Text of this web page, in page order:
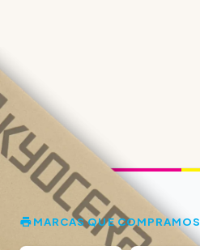
MARCAS QUE COMPRAMOS